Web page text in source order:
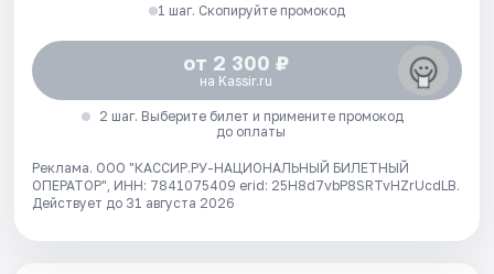
1 шаг. Скопируйте промокод
от 2 300 ₽
на Kassir.ru
2 шаг. Выберите билет и примените промокод
до оплаты
Реклама. ООО "КАССИР.РУ-НАЦИОНАЛЬНЫЙ БИЛЕТНЫЙ
ОПЕРАТОР", ИНН: 7841075409 erid: 25H8d7vbP8SRTvHZrUcdLB.
Действует до 31 августа 2026